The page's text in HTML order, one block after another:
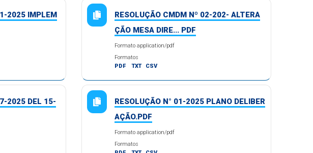
2025 IMPLEM
RESOLUÇÃO CMDM Nº 02-202- ALTERA
ÇÃO MESA DIRE... PDF
Formato application/pdf
Formatos
PDF
TXT CSV
2025 DEL 15-
RESOLUÇÃO N° 01-2025 PLANO DELIBER
AÇÃO.PDF
Formato application/pdf
Formatos